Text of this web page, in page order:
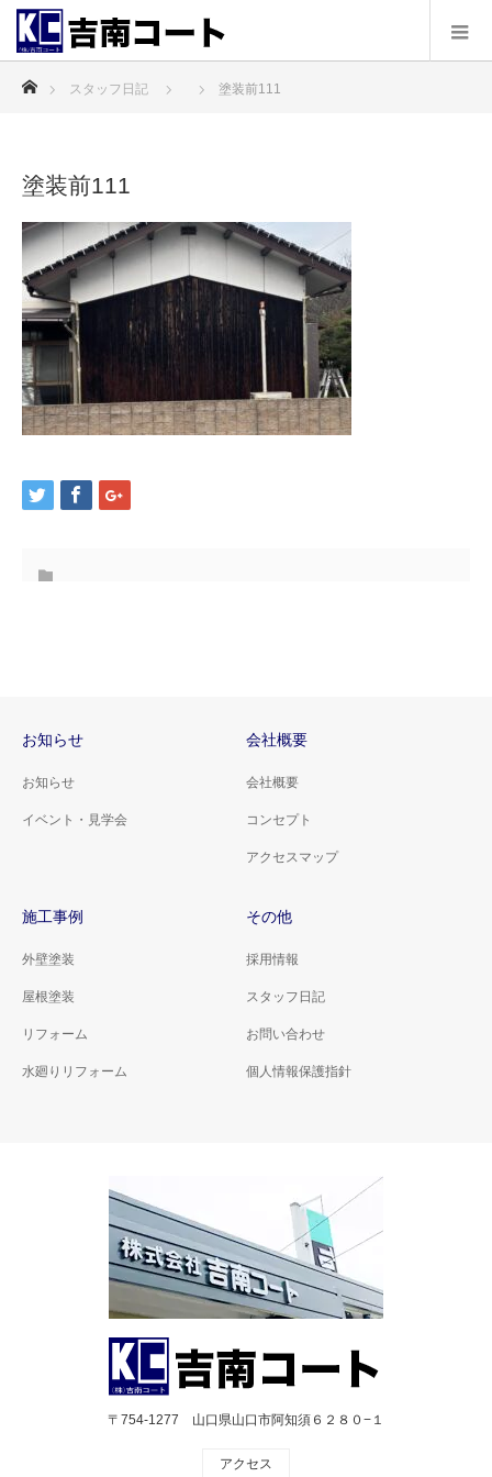
スタッフ日記 塗装前111
塗装前111
お知らせ
お知らせ
イベント・見学会
会社概要
会社概要
コンセプト
アクセスマップ
施工事例
外壁塗装
屋根塗装
リフォーム
水廻りリフォーム
その他
採用情報
スタッフ日記
お問い合わせ
個人情報保護指針
〒754-1277 山口県山口市阿知須６２８０−１
アクセス